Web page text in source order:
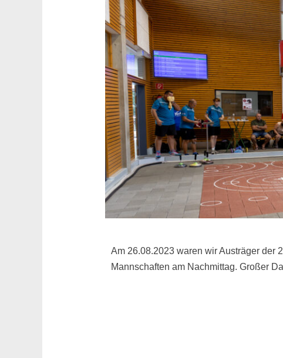
Am 26.08.2023 waren wir Austräger der
Mannschaften am Nachmittag. Großer